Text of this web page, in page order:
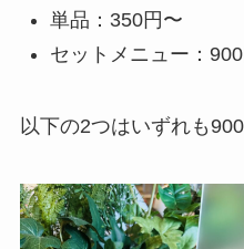
単品：350円〜
セットメニュー：
以下の2つはいずれも